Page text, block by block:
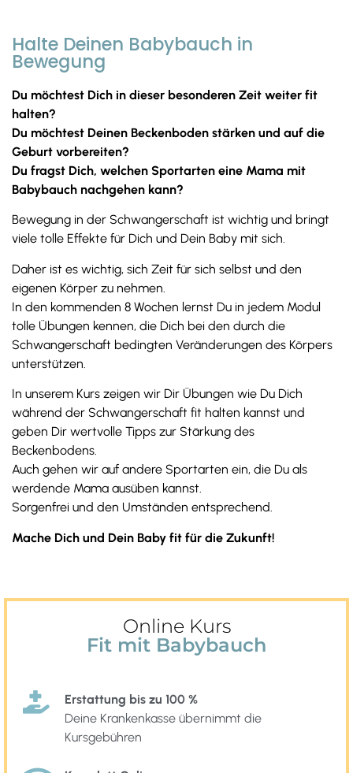
Halte Deinen Babybauch in
Bewegung
Du möchtest Dich in dieser besonderen Zeit weiter fit
halten?
Du möchtest Deinen Beckenboden stärken und auf die
Geburt vorbereiten?
Du fragst Dich, welchen Sportarten eine Mama mit
Babybauch nachgehen kann?
Bewegung in der Schwangerschaft ist wichtig und bringt
viele tolle Effekte für Dich und Dein Baby mit sich.
Daher ist es wichtig, sich Zeit für sich selbst und den
eigenen Körper zu nehmen.
In den kommenden 8 Wochen lernst Du in jedem Modul
tolle Übungen kennen, die Dich bei den durch die
Schwangerschaft bedingten Veränderungen des Körpers
unterstützen.
In unserem Kurs zeigen wir Dir Übungen wie Du Dich
während der Schwangerschaft fit halten kannst und
geben Dir wertvolle Tipps zur Stärkung des
Beckenbodens.
Auch gehen wir auf andere Sportarten ein, die Du als
werdende Mama ausüben kannst.
Sorgenfrei und den Umständen entsprechend.
Mache Dich und Dein Baby fit für die Zukunft!
Online Kurs
Fit mit Babybauch
Erstattung bis zu 100 %
Deine Krankenkasse übernimmt die
Kursgebühren